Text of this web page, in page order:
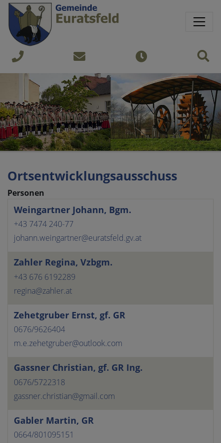
Sprungmarken
Springe direkt zu:
+43
7474
240
gemeinde@euratsfeld.gv.at
Öffnungszeiten
Ortsentwicklungsausschuss
Personen
Name
Telefon
E-Mail
Website
Weingartner Johann, Bgm.
+43 7474 240-77
johann.weingartner@euratsfeld.gv.at
Zahler Regina, Vzbgm.
+43 676 6192289
regina@zahler.at
Zehetgruber Ernst, gf. GR
0676/9626404
m.e.zehetgruber@outlook.com
Gassner Christian, gf. GR Ing.
0676/5722318
gassner.christian@gmail.com
Gabler Martin, GR
0664/801095151